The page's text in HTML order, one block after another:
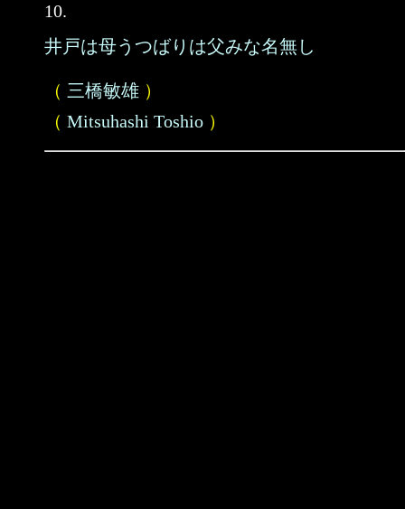
10.
井戸は母うつばりは父みな名無し
（ 三橋敏雄 ）
（ Mitsuhashi Toshio ）